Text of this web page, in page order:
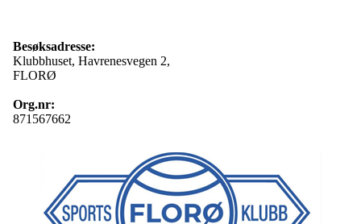
Besøksadresse:
Klubbhuset, Havrenesvegen 2,
FLORØ
Org.nr:
871567662